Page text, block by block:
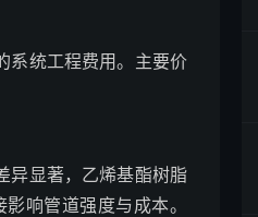
系统工程费用。主要价
异显著，乙烯基酯树脂
响管道强度与成本。